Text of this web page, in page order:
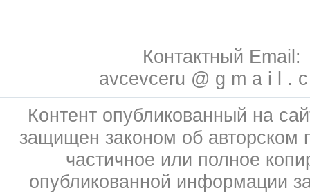
Контактный Email:
avcevceru @ g m a i l .
Контент опубликованный на
защищен законом об авторском
частичное или полное
опубликованной информации